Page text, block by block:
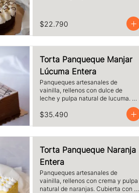
$22.790
Torta Panqueque Manjar
Lúcuma Entera
Panqueques artesanales de
vainilla, rellenos con dulce de
leche y pulpa natural de lucuma.
chocolate blanco.
$35.490
Torta Panqueque Naranja
Entera
Panqueques artesanales de
vainilla, rellenos con crema y pulpa
natural de naranjas. Cubierta con